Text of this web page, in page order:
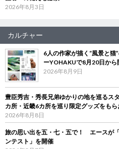
2026年8月3日
カルチャー
6人の作家が描く“風景と
ーYOHAKUで8月20日から
2026年8月9日
豊臣秀吉・秀長兄弟ゆかりの地を巡る
カ所・近畿6カ所を巡り限定グッズをもら
2026年8月8日
旅の思い出を五・七・五で！ エースが
ンテスト」を開催